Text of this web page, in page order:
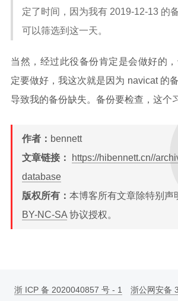
定了时间，因为我有 2019-12-13 的
可以筛选到这一天。
当然，经过此役备份肯定是会做好的
定要做好，我这次就是因为 navicat 的
导致我的备份缺失。备份要检查，这个
作者： bennett
文章链接：
https://hibennett.cn//
database
版权所有： 本博客所有文章除特别声
BY-NC-SA 协议授权。
浙 ICP 备 2020040857 号 - 1
浙公网安备